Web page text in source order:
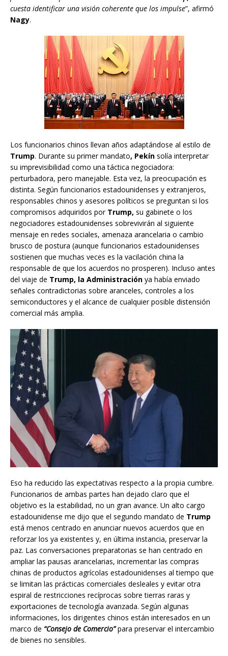
cuesta identificar una visión coherente que los impulse”, afirmó
Nagy.
Los funcionarios chinos llevan años adaptándose al estilo de
Trump. Durante su primer mandato, Pekín solía interpretar
su imprevisibilidad como una táctica negociadora:
perturbadora, pero manejable. Esta vez, la preocupación es
distinta. Según funcionarios estadounidenses y extranjeros,
responsables chinos y asesores políticos se preguntan si los
compromisos adquiridos por Trump, su gabinete o los
negociadores estadounidenses sobrevivirán al siguiente
mensaje en redes sociales, amenaza arancelaria o cambio
brusco de postura (aunque funcionarios estadounidenses
sostienen que muchas veces es la vacilación china la
responsable de que los acuerdos no prosperen). Incluso antes
del viaje de Trump, la Administración ya había enviado
señales contradictorias sobre aranceles, controles a los
semiconductores y el alcance de cualquier posible distensión
comercial más amplia.
Eso ha reducido las expectativas respecto a la propia cumbre.
Funcionarios de ambas partes han dejado claro que el
objetivo es la estabilidad, no un gran avance. Un alto cargo
estadounidense me dijo que el segundo mandato de Trump
está menos centrado en anunciar nuevos acuerdos que en
reforzar los ya existentes y, en última instancia, preservar la
paz. Las conversaciones preparatorias se han centrado en
ampliar las pausas arancelarias, incrementar las compras
chinas de productos agrícolas estadounidenses al tiempo que
se limitan las prácticas comerciales desleales y evitar otra
espiral de restricciones recíprocas sobre tierras raras y
exportaciones de tecnología avanzada. Según algunas
informaciones, los dirigentes chinos están interesados en un
marco de “Consejo de Comercio”para preservar el intercambio
de bienes no sensibles.